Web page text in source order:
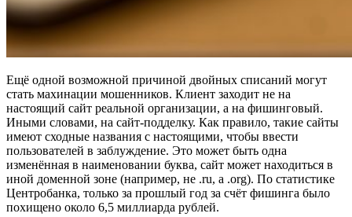
Ещё одной возможной причиной двойных списаний могут
стать махинации мошенников. Клиент заходит не на
настоящий сайт реальной организации, а на фишинговый.
Иными словами, на сайт-подделку. Как правило, такие сайты
имеют сходные названия с настоящими, чтобы ввести
пользователей в заблуждение. Это может быть одна
изменённая в наименовании буква, сайт может находиться в
иной доменной зоне (например, не .ru, а .org). По статистике
Центробанка, только за прошлый год за счёт фишинга было
похищено около 6,5 миллиарда рублей.